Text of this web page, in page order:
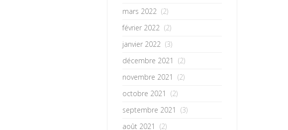
mars 2022 (2)
février 2022 (2)
janvier 2022 (3)
décembre 2021
(2)
novembre 2021
(2)
octobre 2021
(2)
septembre 2021
(3)
août 2021
(2)